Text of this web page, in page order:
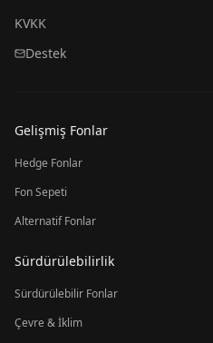
KVKK
Destek
Gelişmiş Fonlar
Hedge Fonlar
Fon Sepeti
Alternatif Fonlar
Sürdürülebilirlik
Sürdürülebilir Fonlar
Çevre & İklim